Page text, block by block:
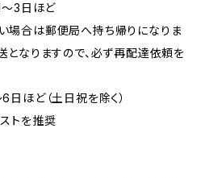
〜3日ほど
場合は郵便局へ持ち帰りになりま
となりますので、必ず再配達依頼を
ほど（土日祝を除く）
トを推奨